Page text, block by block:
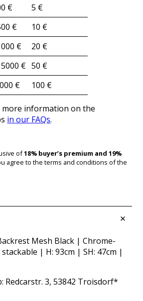
€
5 €
€
10 €
€
20 €
€ 50 €
€
100 €
more information on the
in our FAQs.
of18% buyer’s premium and 19%
agree to the terms and conditions of the
Mesh Black | Chrome-
| H: 93cm | SH: 47cm |
Redcarstr. 3, 53842 Troisdorf*